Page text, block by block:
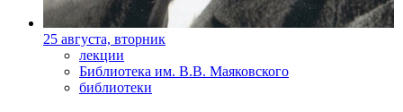
25 августа, вторник
лекции
Библиотека им. В.В. Маяковского
библиотеки